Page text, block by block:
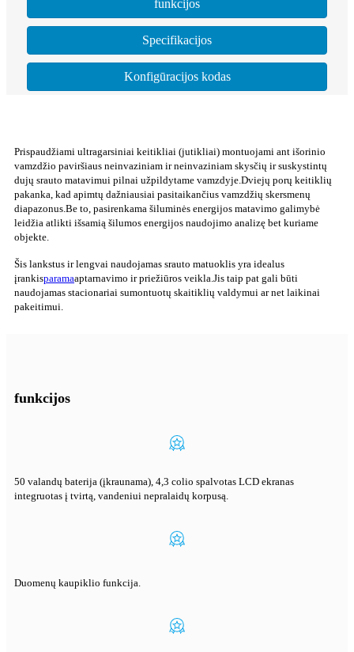
funkcijos
Specifikacijos
Konfigūracijos kodas
Prispaudžiami ultragarsiniai keitikliai (jutikliai) montuojami ant išorinio
vamzdžio paviršiaus neinvaziniam ir neinvaziniam skysčių ir suskystintų
dujų srauto matavimui pilnai užpildytame vamzdyje.Dviejų porų keitiklių
pakanka, kad apimtų dažniausiai pasitaikančius vamzdžių skersmenų
diapazonus.Be to, pasirenkama šiluminės energijos matavimo galimybė
leidžia atlikti išsamią šilumos energijos naudojimo analizę bet kuriame
objekte.
Šis lankstus ir lengvai naudojamas srauto matuoklis yra idealus
įrankisparamaaptarnavimo ir priežiūros veikla.Jis taip pat gali būti
naudojamas stacionariai sumontuotų skaitiklių valdymui ar net laikinai
pakeitimui.
funkcijos
50 valandų baterija (įkraunama), 4,3 colio spalvotas LCD ekranas
integruotas į tvirtą, vandeniui nepralaidų korpusą.
Duomenų kaupiklio funkcija.